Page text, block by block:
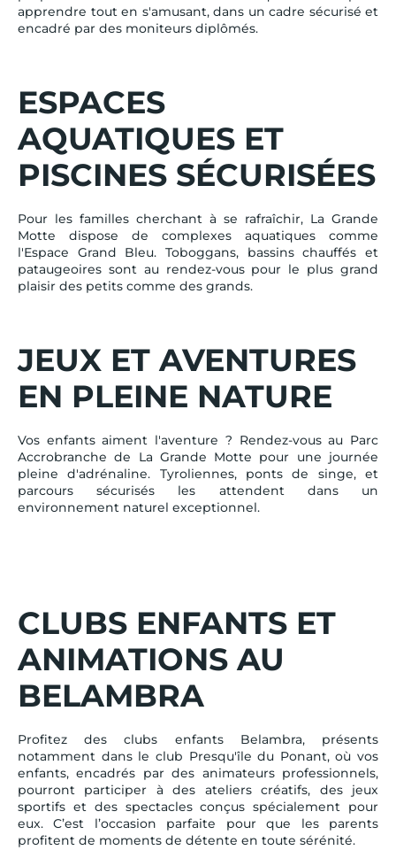
apprendre tout en s'amusant, dans un cadre sécurisé et
encadré par des moniteurs diplômés.
ESPACES
AQUATIQUES ET
PISCINES SÉCURISÉES
Pour les familles cherchant à se rafraîchir, La Grande
Motte dispose de complexes aquatiques comme
l'Espace Grand Bleu. Toboggans, bassins chauffés et
pataugeoires sont au rendez-vous pour le plus grand
plaisir des petits comme des grands.
JEUX ET AVENTURES
EN PLEINE NATURE
Vos enfants aiment l'aventure ? Rendez-vous au Parc
Accrobranche de La Grande Motte pour une journée
pleine d'adrénaline. Tyroliennes, ponts de singe, et
parcours sécurisés les attendent dans un
environnement naturel exceptionnel.
CLUBS ENFANTS ET
ANIMATIONS AU
BELAMBRA
Profitez des clubs enfants Belambra, présents
notamment dans le club Presqu'île du Ponant, où vos
enfants, encadrés par des animateurs professionnels,
pourront participer à des ateliers créatifs, des jeux
sportifs et des spectacles conçus spécialement pour
eux. C’est l’occasion parfaite pour que les parents
profitent de moments de détente en toute sérénité.